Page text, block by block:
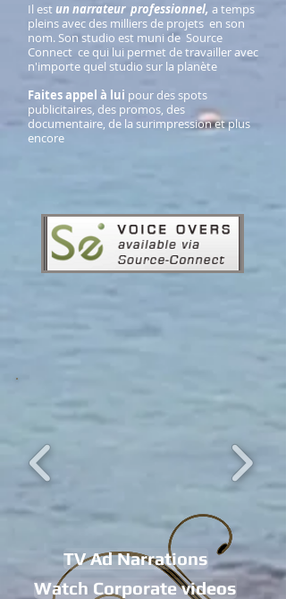
Il estun narrateur professionnel, a temps
pleins avec des milliers de projets en son
nom. Son studio est muni de Source
Connect ce qui lui permet de travailler avec
n'importe quel studio sur la planète
Faites appel à lui pour des spots
publicitaires, des promos, des
documentaire, de la surimpression et plus
encore
TV Ad Narrations
Watch Corporate videos